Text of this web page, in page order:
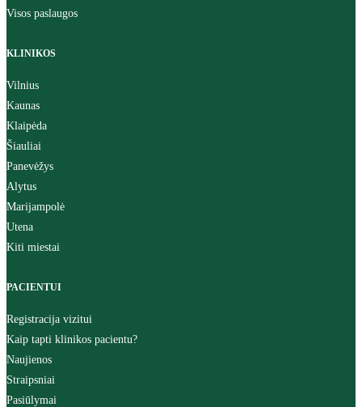
Visos paslaugos
KLINIKOS
Vilnius
Kaunas
Klaipėda
Šiauliai
Panevėžys
Alytus
Marijampolė
Utena
Kiti miestai
PACIENTUI
Registracija vizitui
Kaip tapti klinikos pacientu?
Naujienos
Straipsniai
Pasiūlymai